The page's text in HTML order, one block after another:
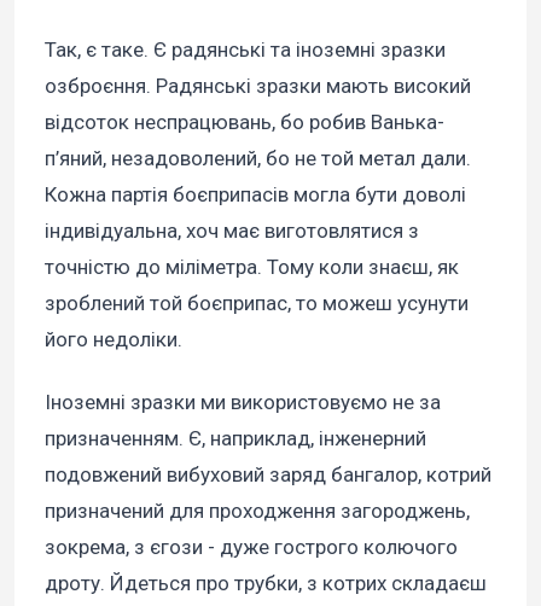
Так, є таке. Є радянські та іноземні зразки
озброєння. Радянські зразки мають високий
відсоток неспрацювань, бо робив Ванька-
п’яний, незадоволений, бо не той метал дали.
Кожна партія боєприпасів могла бути доволі
індивідуальна, хоч має виготовлятися з
точністю до міліметра. Тому коли знаєш, як
зроблений той боєприпас, то можеш усунути
його недоліки.
Іноземні зразки ми використовуємо не за
призначенням. Є, наприклад, інженерний
подовжений вибуховий заряд бангалор, котрий
призначений для проходження загороджень,
зокрема, з єгози - дуже гострого колючого
дроту. Йдеться про трубки, з котрих складаєш